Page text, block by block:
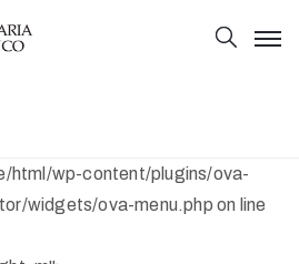
html/wp-content/plugins/ova-
widgets/ova-menu.php on line